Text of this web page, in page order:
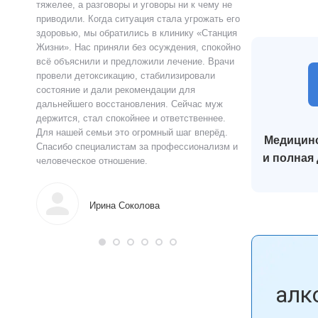
тяжелее, а разговоры и уговоры ни к чему не
приводили. Когда ситуация стала угрожать его
здоровью, мы обратились в клинику «Станция
Жизни». Нас приняли без осуждения, спокойно
всё объяснили и предложили лечение. Врачи
провели детоксикацию, стабилизировали
состояние и дали рекомендации для
дальнейшего восстановления. Сейчас муж
держится, стал спокойнее и ответственнее.
Для нашей семьи это огромный шаг вперёд.
Спасибо специалистам за профессионализм и
человеческое отношение.
Ирина Соколова
«Станция
выслушал,
и предложил
прошло
лечения я
поддержку.
и полная